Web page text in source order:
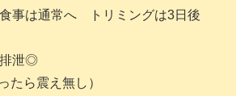
通常へ トリミングは3日後
◎ 排泄◎
たら震え無し）